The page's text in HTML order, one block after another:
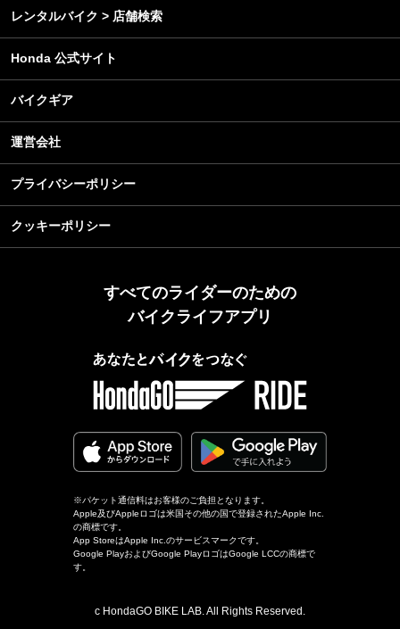
レンタルバイク > 店舗検索
Honda 公式サイト
バイクギア
運営会社
プライバシーポリシー
クッキーポリシー
すべてのライダーのための
バイクライフアプリ
※パケット通信料はお客様のご負担となります。
Apple及びAppleロゴは米国その他の国で登録されたApple Inc.
の商標です。
App StoreはApple Inc.のサービスマークです。
Google PlayおよびGoogle PlayロゴはGoogle LCCの商標で
す。
c HondaGO BIKE LAB. All Rights Reserved.